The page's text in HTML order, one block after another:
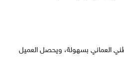
العماني بسهولة، ويحصل العميل